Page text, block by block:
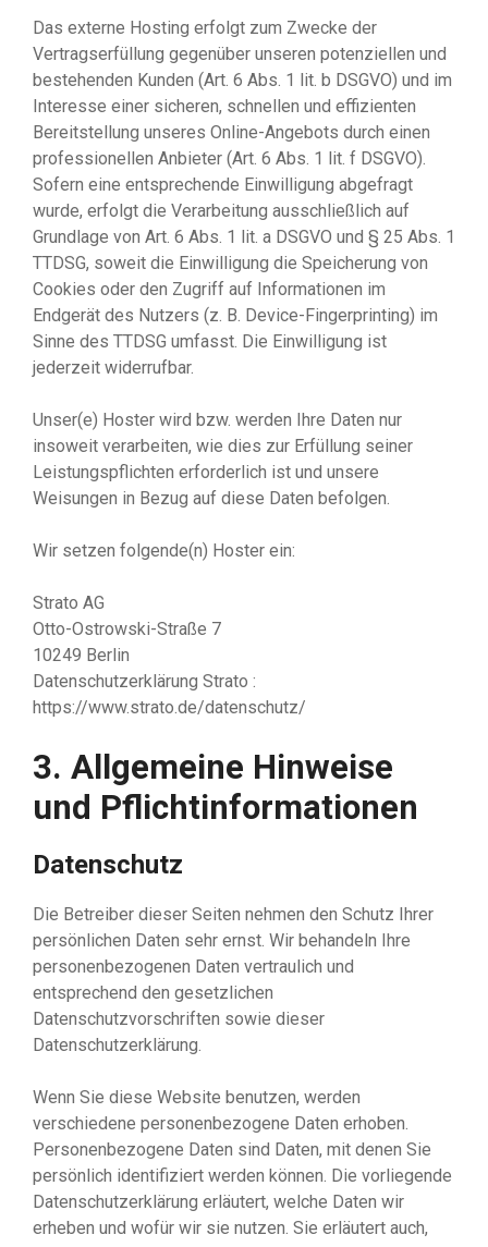
Das externe Hosting erfolgt zum Zwecke der
Vertragserfüllung gegenüber unseren potenziellen und
bestehenden Kunden (Art. 6 Abs. 1 lit. b DSGVO) und im
Interesse einer sicheren, schnellen und effizienten
Bereitstellung unseres Online-Angebots durch einen
professionellen Anbieter (Art. 6 Abs. 1 lit. f DSGVO).
Sofern eine entsprechende Einwilligung abgefragt
wurde, erfolgt die Verarbeitung ausschließlich auf
Grundlage von Art. 6 Abs. 1 lit. a DSGVO und § 25 Abs. 1
TTDSG, soweit die Einwilligung die Speicherung von
Cookies oder den Zugriff auf Informationen im
Endgerät des Nutzers (z. B. Device-Fingerprinting) im
Sinne des TTDSG umfasst. Die Einwilligung ist
jederzeit widerrufbar.
Unser(e) Hoster wird bzw. werden Ihre Daten nur
insoweit verarbeiten, wie dies zur Erfüllung seiner
Leistungspflichten erforderlich ist und unsere
Weisungen in Bezug auf diese Daten befolgen.
Wir setzen folgende(n) Hoster ein:
Strato AG
Otto-Ostrowski-Straße 7
10249 Berlin
Datenschutzerklärung Strato :
https://www.strato.de/datenschutz/
3. Allgemeine Hinweise
und Pflicht­informationen
Datenschutz
Die Betreiber dieser Seiten nehmen den Schutz Ihrer
persönlichen Daten sehr ernst. Wir behandeln Ihre
personenbezogenen Daten vertraulich und
entsprechend den gesetzlichen
Datenschutzvorschriften sowie dieser
Datenschutzerklärung.
Wenn Sie diese Website benutzen, werden
verschiedene personenbezogene Daten erhoben.
Personenbezogene Daten sind Daten, mit denen Sie
persönlich identifiziert werden können. Die vorliegende
Datenschutzerklärung erläutert, welche Daten wir
erheben und wofür wir sie nutzen. Sie erläutert auch,